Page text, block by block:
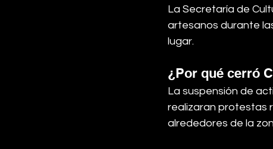
La Secretaría de
artesanos durante
lugar.
¿Por qué cerró
La suspensión de
realizaran protestas
alrededores de la